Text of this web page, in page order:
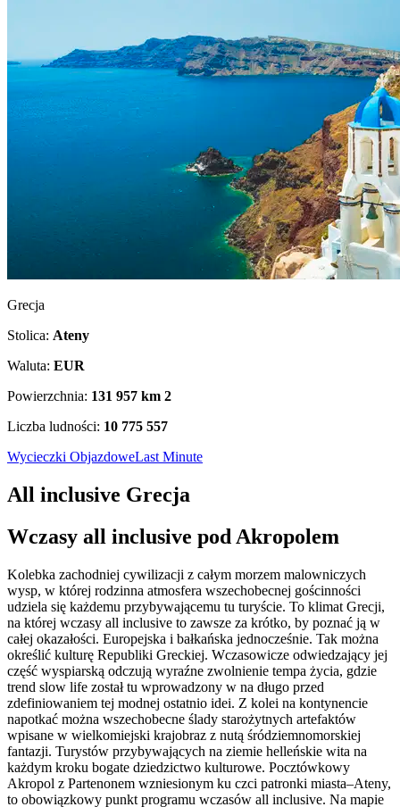
Grecja
Stolica: Ateny
Waluta: EUR
Powierzchnia: 131 957 km 2
Liczba ludności: 10 775 557
Wycieczki ObjazdoweLast Minute
All inclusive Grecja
Wczasy all inclusive pod Akropolem
Kolebka zachodniej cywilizacji z całym morzem malowniczych
wysp, w której rodzinna atmosfera wszechobecnej gościnności
udziela się każdemu przybywającemu tu turyście. To klimat Grecji,
na której wczasy all inclusive to zawsze za krótko, by poznać ją w
całej okazałości. Europejska i bałkańska jednocześnie. Tak można
określić kulturę Republiki Greckiej. Wczasowicze odwiedzający jej
część wyspiarską odczują wyraźne zwolnienie tempa życia, gdzie
trend slow life został tu wprowadzony w na długo przed
zdefiniowaniem tej modnej ostatnio idei. Z kolei na kontynencie
napotkać można wszechobecne ślady starożytnych artefaktów
wpisane w wielkomiejski krajobraz z nutą śródziemnomorskiej
fantazji. Turystów przybywających na ziemie helleńskie wita na
każdym kroku bogate dziedzictwo kulturowe. Pocztówkowy
Akropol z Partenonem wzniesionym ku czci patronki miasta–Ateny,
to obowiązkowy punkt programu wczasów all inclusive. Na mapie